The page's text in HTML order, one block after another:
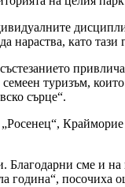
нараства, като тази
туризъм,
сърце“.
Благодарни сме и
година“, посочиха